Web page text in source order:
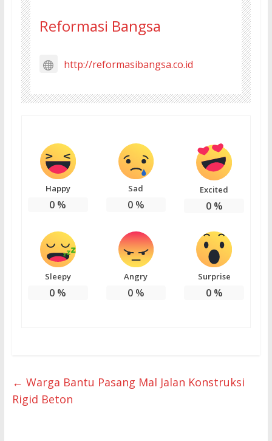
Reformasi Bangsa
http://reformasibangsa.co.id
Happy
0 %
Sad
0%
Excited
0%
Sleepy
0 %
Angry
0%
Surprise
0%
← Warga Bantu Pasang Mal Jalan Konstruksi
Rigid Beton